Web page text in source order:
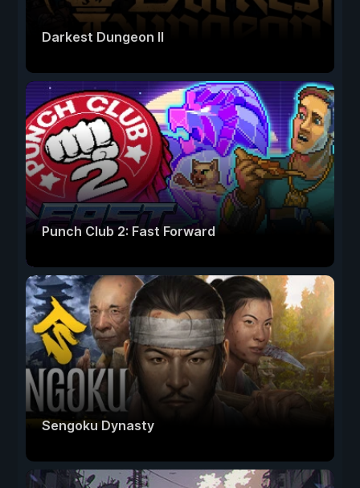
Darkest Dungeon II
Punch Club 2: Fast Forward
Sengoku Dynasty